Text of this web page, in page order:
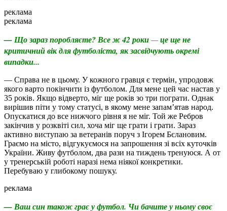
реклама
реклама
— Що зараз поробляєте? Все ж 42 роки—це ще не
критичний вік для футболіста, як засвідчують окремі
випадки...
— Справа не в цьому. У кожного гравця є термін, упродовж
якого варто покінчити із футболом. Для мене цей час настав у
35 років. Якщо відверто, міг ще років зо три пограти. Однак
вирішив піти у тому статусі, в якому мене запам’ятав народ.
Опускатися до все нижчого рівня я не міг. Той же Ребров
закінчив у розквіті сил, хоча міг ще грати і грати. Зараз
активно виступаю за ветеранів поруч з Ігорем Бєлановим.
Граємо на місто, відгукуємося на запрошення зі всіх куточків
України. Живу футболом, два рази на тиждень тренуюся. А от
у тренерській роботі наразі нема ніякої конкретики.
Перебуваю у глибокому пошуку.
реклама
— Ваш син також грає у футбол. Чи бачите у ньому своє